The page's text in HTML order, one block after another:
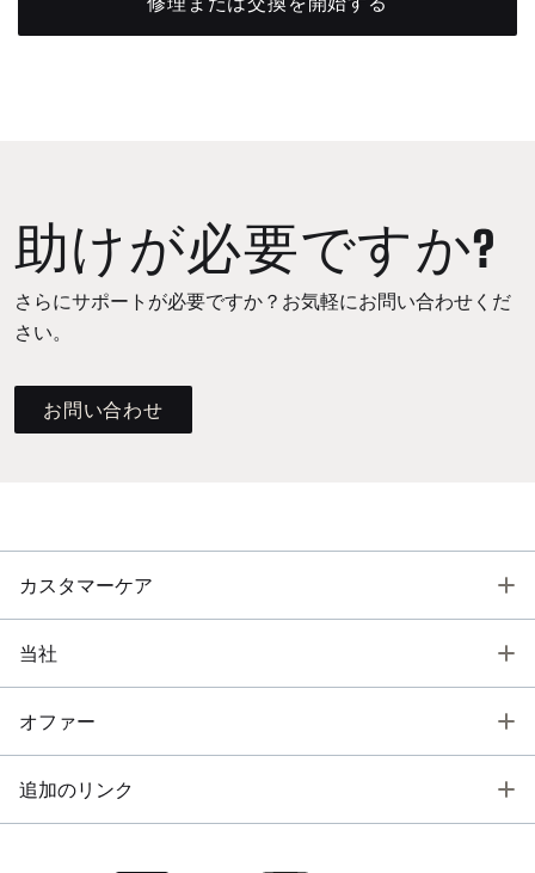
助けが必要ですか?
さらにサポートが必要ですか？お気軽にお問い合わせくだ
さい。
お問い合わせ
カスタマーケア
当社
オファー
追加のリンク